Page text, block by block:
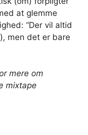
at glemme
“Der vil altid
men det er bare
mere om
mixtape